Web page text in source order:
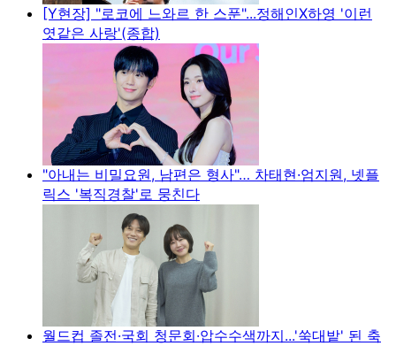
[Y현장] "로코에 느와르 한 스푼"...정해인X하영 '이런
엿같은 사랑'(종합)
"아내는 비밀요원, 남편은 형사"… 차태현·엄지원, 넷플
릭스 '복직경찰'로 뭉친다
월드컵 졸전·국회 청문회·압수수색까지...'쑥대밭' 된 축